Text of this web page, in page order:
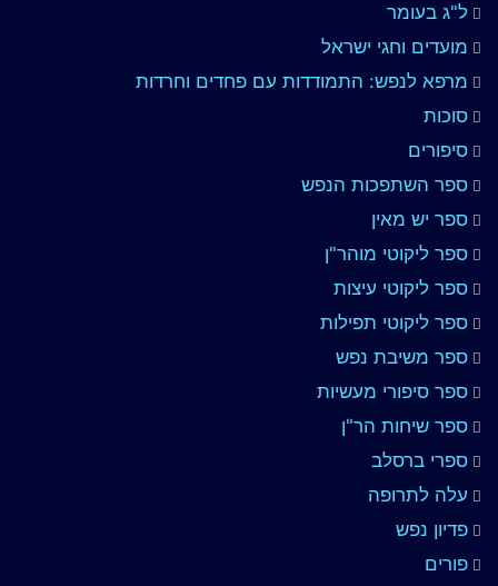
ל"ג בעומר
מועדים וחגי ישראל
מרפא לנפש: התמודדות עם פחדים וחרדות
סוכות
סיפורים
ספר השתפכות הנפש
ספר יש מאין
ספר ליקוטי מוהר"ן
ספר ליקוטי עיצות
ספר ליקוטי תפילות
ספר משיבת נפש
ספר סיפורי מעשיות
ספר שיחות הר"ן
ספרי ברסלב
עלה לתרופה
פדיון נפש
פורים